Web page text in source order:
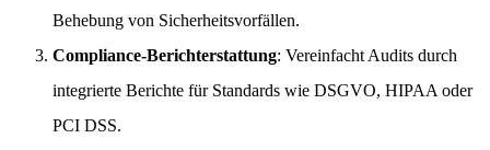
Behebung von Sicherheitsvorfällen.
Compliance-Berichterstattung: Vereinfacht Audits durch
integrierte Berichte für Standards wie DSGVO, HIPAA oder
PCI DSS.